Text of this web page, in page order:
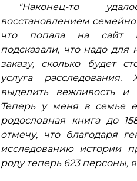
"Наконец-то
восстановлением
что попала на сайт
подсказали, что надо для
заказу, сколько будет
услуга расследования.
выделить вежливость и
Теперь у меня в семье
родословная книга до
отмечу, что благодаря
исследованию истории
роду теперь 623 персоны,